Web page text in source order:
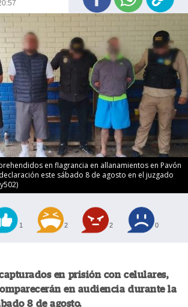
en flagrancia en allanamientos en Pavón
este sábado 8 de agosto en el juzgado
1 2 2 0
en prisión con celulares,
en audiencia durante la
8 de agosto.